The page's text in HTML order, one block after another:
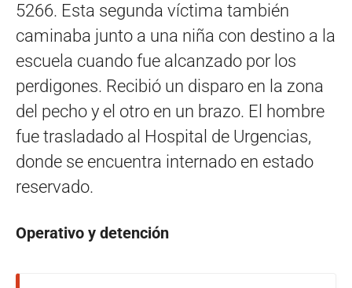
5266. Esta segunda víctima también
caminaba junto a una niña con destino a la
escuela cuando fue alcanzado por los
perdigones. Recibió un disparo en la zona
del pecho y el otro en un brazo. El hombre
fue trasladado al Hospital de Urgencias,
donde se encuentra internado en estado
reservado.
Operativo y detención